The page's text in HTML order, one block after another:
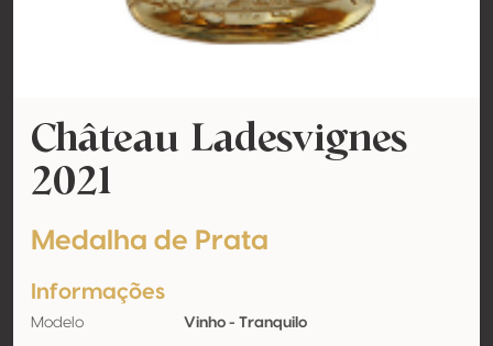
Château Ladesvignes
2021
Medalha de Prata
Informações
Modelo Vinho - Tranquilo